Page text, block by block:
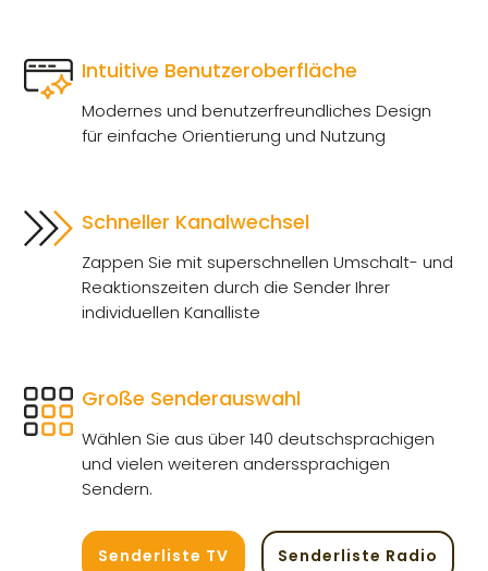
Intuitive Benutzeroberfläche
Modernes und benutzerfreundliches Design
für einfache Orientierung und Nutzung
Schneller Kanalwechsel
Zappen Sie mit superschnellen Umschalt- und
Reaktionszeiten durch die Sender Ihrer
individuellen Kanalliste
Große Senderauswahl
Wählen Sie aus über 140 deutschsprachigen
und vielen weiteren anderssprachigen
Sendern.
Senderliste TV Senderliste Radio